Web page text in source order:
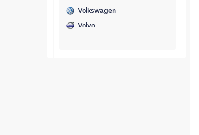
Volkswagen
Volvo